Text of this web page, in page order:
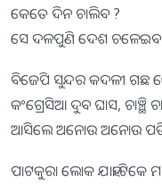
କେତେ ଦିନ ଚାଲିବ ?
ସେ ଦଳପୁଣି ଦେଶ
ବିଜେପି ସୁନ୍ଦର କଦଳୀ ଗଛ
କଂଗ୍ରେସିଆ ଦୁବ ଘାସ, ଚାଞ୍ଛି
ଆସିଲେ ଅନୋଉ ଅନୋଉ
ପାଟକୁରା ଲୋକ ଯାହା